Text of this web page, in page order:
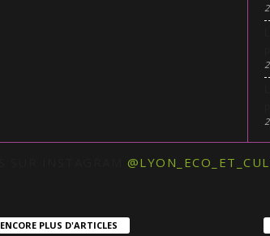
ENCORE PLUS D'ARTICLES